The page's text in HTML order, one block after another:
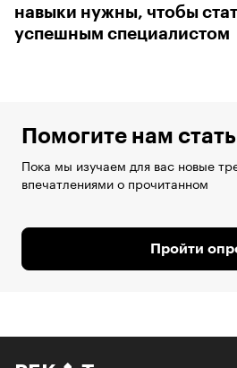
навыки нужны, чтобы
успешным специалистом
Помогите нам
Пока мы изучаем для вас новые
впечатлениями о прочитанном
Пройти